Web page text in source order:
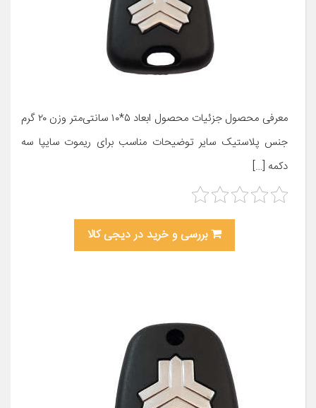
معرفی محصول جزئیات محصول ابعاد ۵*۱۰ سانتی‌متر وزن ۲۰ گرم
جنس پلاستیک سایر توضیحات مناسب برای ریموت سایپا سه
دکمه […]
بررسی و خرید در دیجی کالا